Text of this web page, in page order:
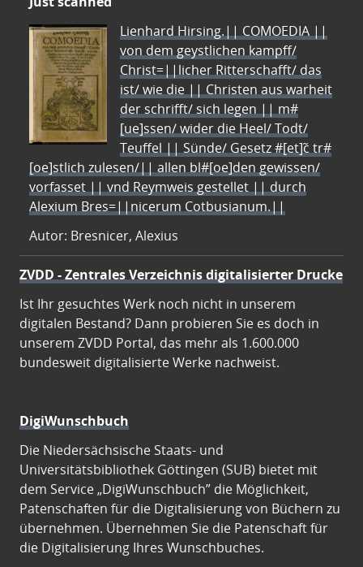
Lienhard Hirsing.|| COMOEDIA ||
von dem geystlichen kampff/
Christ=||licher Ritterschafft/ das
ist/ wie die || Christen aus warheit
der schrifft/ sich legen || m#
[ue]ssen/ wider die Heel/ Todt/
Teuffel || Sünde/ Gesetz #[et]c̃ tr#
[oe]stlich zulesen/|| allen bl#[oe]den gewissen/
vorfasset || vnd Reymweis gestellet || durch
Alexium Bres=||nicerum Cotbusianum.||
Autor: Bresnicer, Alexius
ZVDD - Zentrales Verzeichnis digitalisierter Drucke
Ist Ihr gesuchtes Werk noch nicht in unserem
digitalen Bestand? Dann probieren Sie es doch in
unserem ZVDD Portal, das mehr als 1.600.000
bundesweit digitalisierte Werke nachweist.
DigiWunschbuch
Die Niedersächsische Staats- und
Universitätsbibliothek Göttingen (SUB) bietet mit
dem Service „DigiWunschbuch” die Möglichkeit,
Patenschaften für die Digitalisierung von Büchern zu
übernehmen. Übernehmen Sie die Patenschaft für
die Digitalisierung Ihres Wunschbuches.